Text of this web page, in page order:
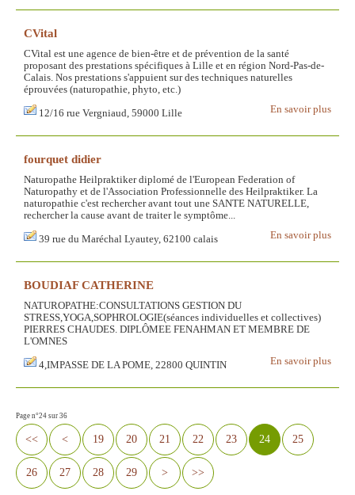
CVital
CVital est une agence de bien-être et de prévention de la santé
proposant des prestations spécifiques à Lille et en région Nord-Pas-de-
Calais. Nos prestations s'appuient sur des techniques naturelles
éprouvées (naturopathie, phyto, etc.)
En savoir plus
12/16 rue Vergniaud, 59000 Lille
fourquet didier
Naturopathe Heilpraktiker diplomé de l'European Federation of
Naturopathy et de l'Association Professionnelle des Heilpraktiker. La
naturopathie c'est rechercher avant tout une SANTE NATURELLE,
rechercher la cause avant de traiter le symptôme...
En savoir plus
39 rue du Maréchal Lyautey, 62100 calais
BOUDIAF CATHERINE
NATUROPATHE:CONSULTATIONS GESTION DU
STRESS,YOGA,SOPHROLOGIE(séances individuelles et collectives)
PIERRES CHAUDES. DIPLÔMEE FENAHMAN ET MEMBRE DE
L'OMNES
En savoir plus
4,IMPASSE DE LA POME, 22800 QUINTIN
Page n°24 sur 36
<< < 19 20 21 22 23 24 25
26 27 28 29 > >>